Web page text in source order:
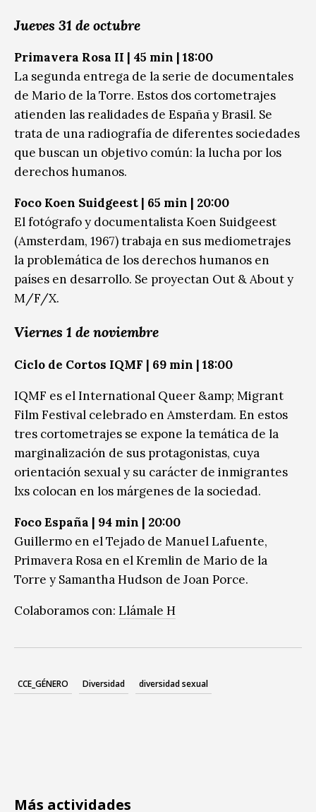
Jueves 31 de octubre
Primavera Rosa II | 45 min | 18:00
La segunda entrega de la serie de documentales
de Mario de la Torre. Estos dos cortometrajes
atienden las realidades de España y Brasil. Se
trata de una radiografía de diferentes sociedades
que buscan un objetivo común: la lucha por los
derechos humanos.
Foco Koen Suidgeest | 65 min | 20:00
El fotógrafo y documentalista Koen Suidgeest
(Amsterdam, 1967) trabaja en sus mediometrajes
la problemática de los derechos humanos en
países en desarrollo. Se proyectan Out & About y
M/F/X.
Viernes 1 de noviembre
Ciclo de Cortos IQMF | 69 min | 18:00
IQMF es el International Queer &amp; Migrant
Film Festival celebrado en Amsterdam. En estos
tres cortometrajes se expone la temática de la
marginalización de sus protagonistas, cuya
orientación sexual y su carácter de inmigrantes
lxs colocan en los márgenes de la sociedad.
Foco España | 94 min | 20:00
Guillermo en el Tejado de Manuel Lafuente,
Primavera Rosa en el Kremlin de Mario de la
Torre y Samantha Hudson de Joan Porce.
Colaboramos con: Llámale H
CCE_GÉNERO Diversidad diversidad sexual
Más actividades